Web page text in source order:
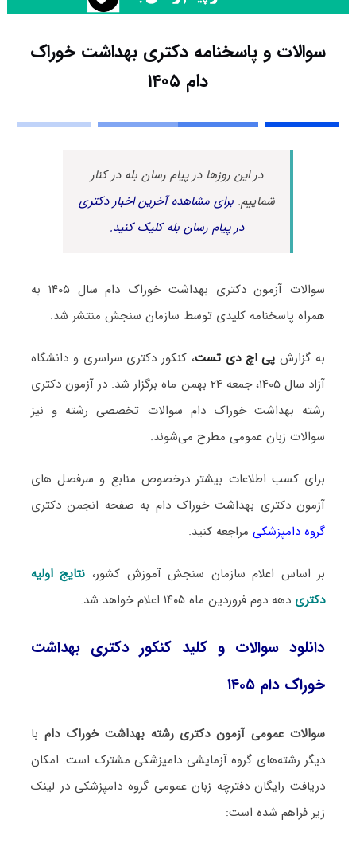
سوالات و پاسخنامه دکتری بهداشت خوراک
دام ۱۴۰۵
در این روزها در پیام رسان بله در کنار
شماییم.برای مشاهده آخرین اخبار دکتری
در پیام رسان بله کلیک کنید.
سوالات آزمون دکتری بهداشت خوراک دام سال ۱۴۰۵ به
همراه پاسخنامه کلیدی توسط سازمان سنجش منتشر شد.
به گزارشپی اچ دی تست، کنکور دکتری سراسری و دانشگاه
آزاد سال ۱۴۰۵، جمعه ۲۴ بهمن ماه برگزار شد. در آزمون دکتری
رشته بهداشت خوراک دام سوالات تخصصی رشته و نیز
سوالات زبان عمومی مطرح می‌شوند.
برای کسب اطلاعات بیشتر درخصوص منابع و سرفصل های
آزمون دکتری بهداشت خوراک دام به صفحه انجمن دکتری
گروه دامپزشکیمراجعه کنید.
بر اساس اعلام سازمان سنجش آموزش کشور، نتایج اولیه
دکتری دهه دوم فروردین ماه ۱۴۰۵ اعلام خواهد شد.
دانلود سوالات و کلید کنکور دکتری بهداشت
خوراک دام ۱۴۰۵
سوالات عمومی آزمون دکتری رشته بهداشت خوراک دام با
دیگر رشته‌های گروه آزمایشی دامپزشکی مشترک است. امکان
دریافت رایگان دفترچه زبان عمومی گروه دامپزشکی در لینک‌
زیر فراهم شده است: